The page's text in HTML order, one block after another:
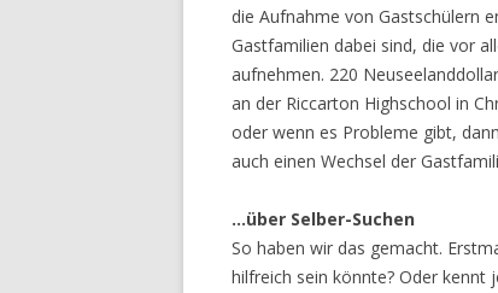
die Aufnahme von Gastschülern
Gastfamilien dabei sind, die vor
aufnehmen. 220
an der Riccarton Highschool in
oder wenn es Probleme gibt,
auch einen Wechsel der
…über Selber-Suchen
So haben wir das gemacht.
hilfreich sein könnte? Oder kennt